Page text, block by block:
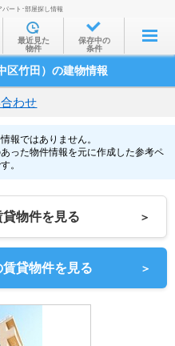
探す
・駅から
相場から
通学時間から
特集から
産会社から
ート･部屋探し情報
最近見た
物件
保存中の
条件
区竹田）の建物情報
わせ
報ではありません。
った物件情報を元に作成した参考ペ
。
貸物件を見る ＞
貸物件を見る ＞